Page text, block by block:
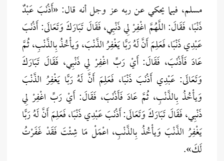
مسلم، فيما يحكي عن ربه عز وجل أنه قال: «أَذْنَبَ عَبْدٌ
ذَنْبًا، فَقَالَ: اللَّهُمَّ اغْفِرْ لِي ذَنْبِي، فَقَالَ تَبَارَكَ وَتَعَالَى: أَذْنَبَ
عَبْدِي ذَنْبًا، فَعَلِمَ أَنَّ لَهُ رَبًّا يَغْفِرُ الذَّنْبَ، وَيأْخُذُ بِالذَّنْبِ، ثُمَّ
عَادَ فَأَذْنَبَ، فَقَالَ: أَيْ رَبِّ اغْفِرْ لِي ذَنْبِي، فَقَالَ تَبَارَكَ
وَتَعَالَى: عَبْدِي أَذْنَبَ ذَنْبًا، فَعَلِمَ أَنَّ لَهُ رَبًّا يَغْفِرُ الذَّنْبَ
وَيأْخُذُ بِالذَّنْبِ، ثُمَّ عَادَ فَأَذْنَبَ، فَقَالَ: أَيْ رَبِّ اغْفِرْ لِي
ذَنْبِي، فَقَالَ تَبَارَكَ وَتَعَالَى: أَذْنَبَ عَبْدِي ذَنْبًا، فَعَلِمَ أَنَّ لَهُ رَبًّا
يَغْفِرُ الذَّنْبَ وَيأْخُذُ بِالذَّنْبِ، اعْمَلْ مَا شِئْتَ فَقَدْ غَفَرْتُ
لَكَ».